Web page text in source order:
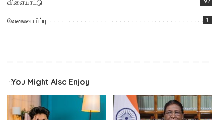
விளையாட்டு 192
வேலைவாய்ப்பு 1
You Might Also Enjoy